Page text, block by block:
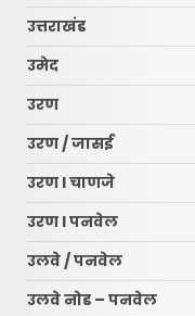
उत्तराखंड
उमेद
उरण
उरण / जासई
उरण l चाणजे
उरण l पनवेल
उलवे / पनवेल
उलवे नोड – पनवेल